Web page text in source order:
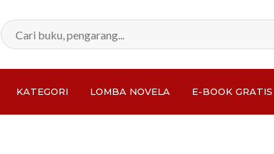
KATEGORI LOMBA NOVELA E-BOOK GRATIS